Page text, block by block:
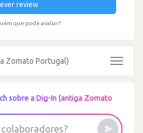
review
que pode avaliar?
Zomato Portugal)
Toggle
sobre a Dig-In (antiga Zomato
colaborad ores?